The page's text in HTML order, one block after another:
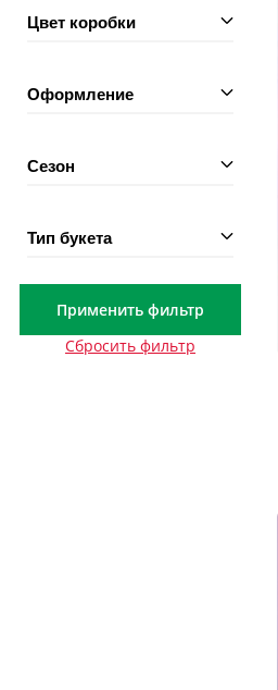
Цвет коробки
Оформление
Сезон
Тип букета
Применить фильтр
Сбросить фильтр